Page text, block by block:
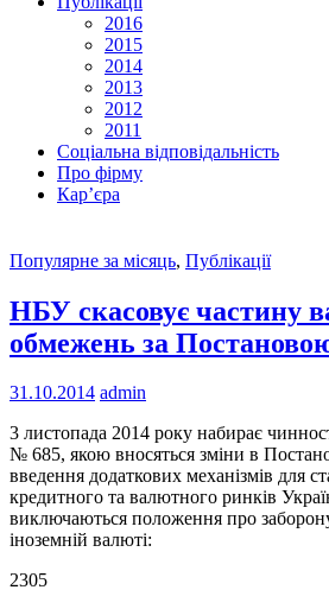
2016
2015
2014
2013
2012
2011
Соціальна відповідальність
Про фiрму
Кар’єра
Популярне за місяць, Публікації
НБУ скасовує частину
обмежень за
31.10.2014 admin
3 листопада 2014 року набирає
№ 685, якою вносяться зміни в
введення додаткових механізмів для
кредитного та валютного ринків
виключаються положення про
іноземній валюті:
2305